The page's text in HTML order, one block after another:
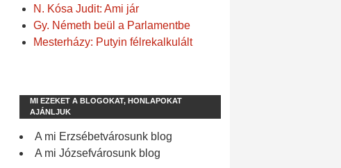
N. Kósa Judit: Ami jár
Gy. Németh beül a Parlamentbe
Mesterházy: Putyin félrekalkulált
MI EZEKET A BLOGOKAT, HONLAPOKAT
AJÁNLJUK
A mi Erzsébetvárosunk blog
A mi Józsefvárosunk blog